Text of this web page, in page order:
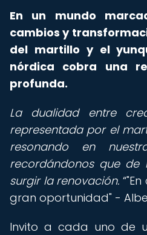
En un mundo
cambios y
del martillo y el
nórdica cobra una
profunda.
La dualidad entre
representada por el
resonando en
recordándonos que de
surgir la renovación.
gran oportunidad" -
Invito a cada uno de